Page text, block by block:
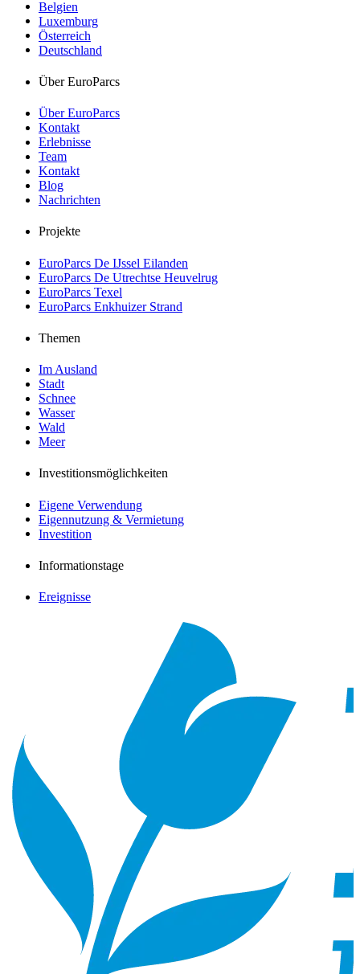
Belgien
Luxemburg
Österreich
Deutschland
Über EuroParcs
Über EuroParcs
Kontakt
Erlebnisse
Team
Kontakt
Blog
Nachrichten
Projekte
EuroParcs De IJssel Eilanden
EuroParcs De Utrechtse Heuvelrug
EuroParcs Texel
EuroParcs Enkhuizer Strand
Themen
Im Ausland
Stadt
Schnee
Wasser
Wald
Meer
Investitionsmöglichkeiten
Eigene Verwendung
Eigennutzung & Vermietung
Investition
Informationstage
Ereignisse